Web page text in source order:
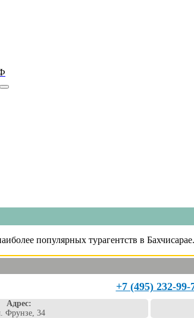
популярных турагентств в
+7 (495) 232-99-
Адрес:
Фрунзе, 34